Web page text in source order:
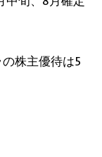
株主優待は5